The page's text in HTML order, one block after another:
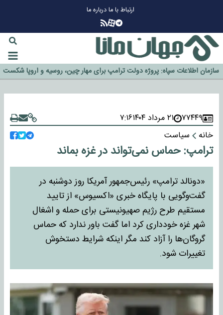
ارتباط با مادرباره ما
گزینه جدایی اوسمار روی میز مدیران پرسپولیس
آیا رئیس جمهور آمریکا قانون را دور می‌زند؟
اخراج رسمی چهره نامدار از پرسپولیس
سازمان اطلاعات سپاه: پروژه دولت ترامپ برای مهار چین، روسیه و اروپا شکست
خورد
۷۷۴۴۹ ۲۱ مرداد ۱۴۰۴
۷:۱۶
خانه
سیاست
ترامپ: حماس نمی‌تواند در غزه بماند
«دونالد ترامپ» رئیس‌جمهور آمریکا روز دوشنبه در
گفت‌وگویی با پایگاه خبری «اکسیوس» از تایید
مستقیم طرح رژیم صهیونیستی برای حمله و اشغال
شهر غزه خودداری کرد اما گفت باور ندارد که حماس
گروگان‌ها را آزاد کند مگر اینکه شرایط دستخوش
تغییرات شود.